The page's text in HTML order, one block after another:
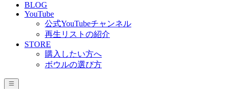
BLOG
YouTube
公式YouTubeチャンネル
再生リストの紹介
STORE
購入したい方へ
ボウルの選び方